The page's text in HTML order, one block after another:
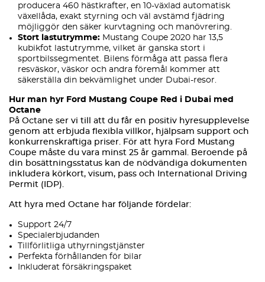
producera 460 hästkrafter, en 10-växlad automatisk
växellåda, exakt styrning och väl avstämd fjädring
möjliggör den säker kurvtagning och manövrering.
Stort lastutrymme: Mustang Coupe 2020 har 13,5
kubikfot lastutrymme, vilket är ganska stort i
sportbilssegmentet. Bilens förmåga att passa flera
resväskor, väskor och andra föremål kommer att
säkerställa din bekvämlighet under Dubai-resor.
Hur man hyr Ford Mustang Coupe Red i Dubai med
Octane
På Octane ser vi till att du får en positiv hyresupplevelse
genom att erbjuda flexibla villkor, hjälpsam support och
konkurrenskraftiga priser. För att hyra Ford Mustang
Coupe måste du vara minst 25 år gammal. Beroende på
din bosättningsstatus kan de nödvändiga dokumenten
inkludera körkort, visum, pass och International Driving
Permit (IDP).
Att hyra med Octane har följande fördelar:
Support 24/7
Specialerbjudanden
Tillförlitliga uthyrningstjänster
Perfekta förhållanden för bilar
Inkluderat försäkringspaket